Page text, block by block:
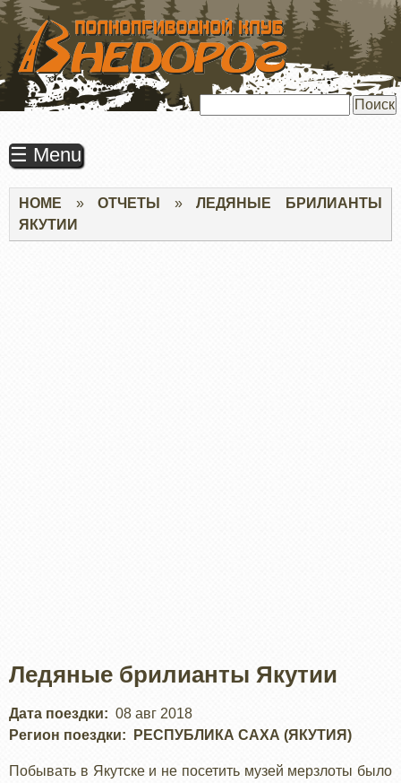
ПЕРЕЙТИ
ОСНОВНОМУ
СОДЕРЖАНИЮ
☰ Menu
Строка
навигации
HOME ОТЧЕТЫ
ЛЕДЯНЫЕ БРИЛИАНТЫ
ЯКУТИИ
Ледяные брилианты Якутии
Дата поездки
08 авг 2018
Регион поездки
РЕСПУБЛИКА САХА (ЯКУТИЯ)
Побывать в Якутске и не посетить музей мерзлоты было